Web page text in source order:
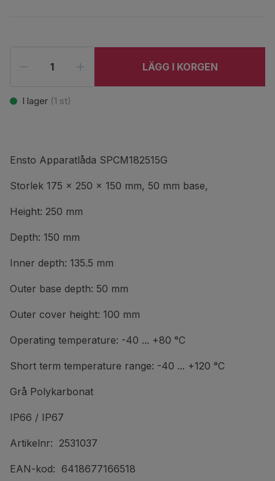
LÄGG I KORGEN
I lager (1 st)
Ensto Apparatlåda SPCM182515G
Storlek 175 x 250 x 150 mm, 50 mm base,
Height: 250 mm
Depth: 150 mm
Inner depth: 135.5 mm
Outer base depth: 50 mm
Outer cover height: 100 mm
Operating temperature: -40 ... +80 °C
Short term temperature range: -40 ... +120 °C
Grå Polykarbonat
IP66 / IP67
Artikelnr: 2531037
EAN-kod: 6418677166518